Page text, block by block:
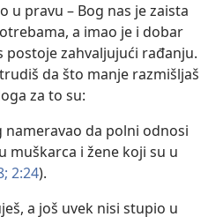
u pravu – Bog nas je zaista
a imao je i dobar
postoje zahvaljujući rađanju.
da što manje razmišljaš
za to su:
nameravao da polni odnosi
muškarca i žene koji su u
2:24).
a još uvek nisi stupio u